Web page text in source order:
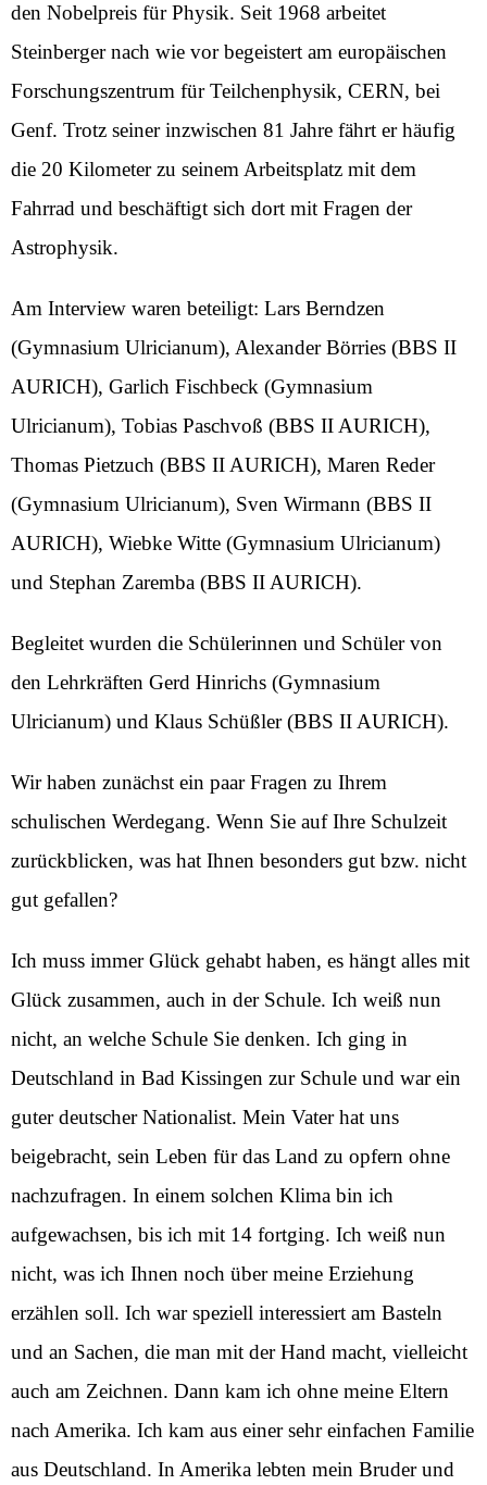
den Nobelpreis für Physik. Seit 1968 arbeitet
Steinberger nach wie vor begeistert am europäischen
Forschungszentrum für Teilchenphysik, CERN, bei
Genf. Trotz seiner inzwischen 81 Jahre fährt er häufig
die 20 Kilometer zu seinem Arbeitsplatz mit dem
Fahrrad und beschäftigt sich dort mit Fragen der
Astrophysik.
Am Interview waren beteiligt: Lars Berndzen
(Gymnasium Ulricianum), Alexander Börries (BBS II
AURICH), Garlich Fischbeck (Gymnasium
Ulricianum), Tobias Paschvoß (BBS II AURICH),
Thomas Pietzuch (BBS II AURICH), Maren Reder
(Gymnasium Ulricianum), Sven Wirmann (BBS II
AURICH), Wiebke Witte (Gymnasium Ulricianum)
und Stephan Zaremba (BBS II AURICH).
Begleitet wurden die Schülerinnen und Schüler von
den Lehrkräften Gerd Hinrichs (Gymnasium
Ulricianum) und Klaus Schüßler (BBS II AURICH).
Wir haben zunächst ein paar Fragen zu Ihrem
schulischen Werdegang. Wenn Sie auf Ihre Schulzeit
zurückblicken, was hat Ihnen besonders gut bzw. nicht
gut gefallen?
Ich muss immer Glück gehabt haben, es hängt alles mit
Glück zusammen, auch in der Schule. Ich weiß nun
nicht, an welche Schule Sie denken. Ich ging in
Deutschland in Bad Kissingen zur Schule und war ein
guter deutscher Nationalist. Mein Vater hat uns
beigebracht, sein Leben für das Land zu opfern ohne
nachzufragen. In einem solchen Klima bin ich
aufgewachsen, bis ich mit 14 fortging. Ich weiß nun
nicht, was ich Ihnen noch über meine Erziehung
erzählen soll. Ich war speziell interessiert am Basteln
und an Sachen, die man mit der Hand macht, vielleicht
auch am Zeichnen. Dann kam ich ohne meine Eltern
nach Amerika. Ich kam aus einer sehr einfachen Familie
aus Deutschland. In Amerika lebten mein Bruder und